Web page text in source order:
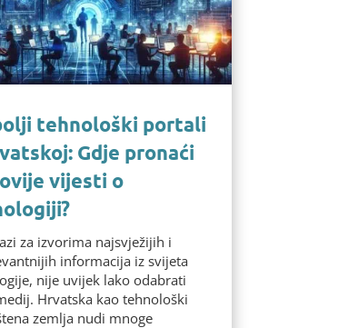
tehnološki portali
Gdje pronaći
vijesti o
za izvorima najsvježijih i
informacija iz svijeta
nije uvijek lako odabrati
Hrvatska kao tehnološki
zemlja nudi mnoge